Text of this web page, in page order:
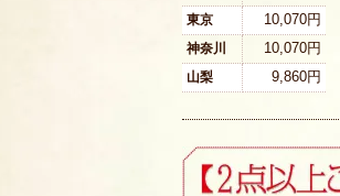
東京 10,070円
神奈川 10,070円
山梨 9,860円